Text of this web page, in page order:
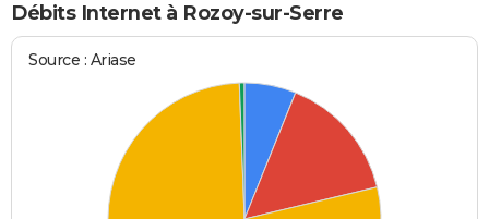
Bricolage
Lifestyle
Culture
Sport
Auto
Television
Voyage
Cinema
Débits Internet à Rozoy-sur-Serre
Source : Ariase